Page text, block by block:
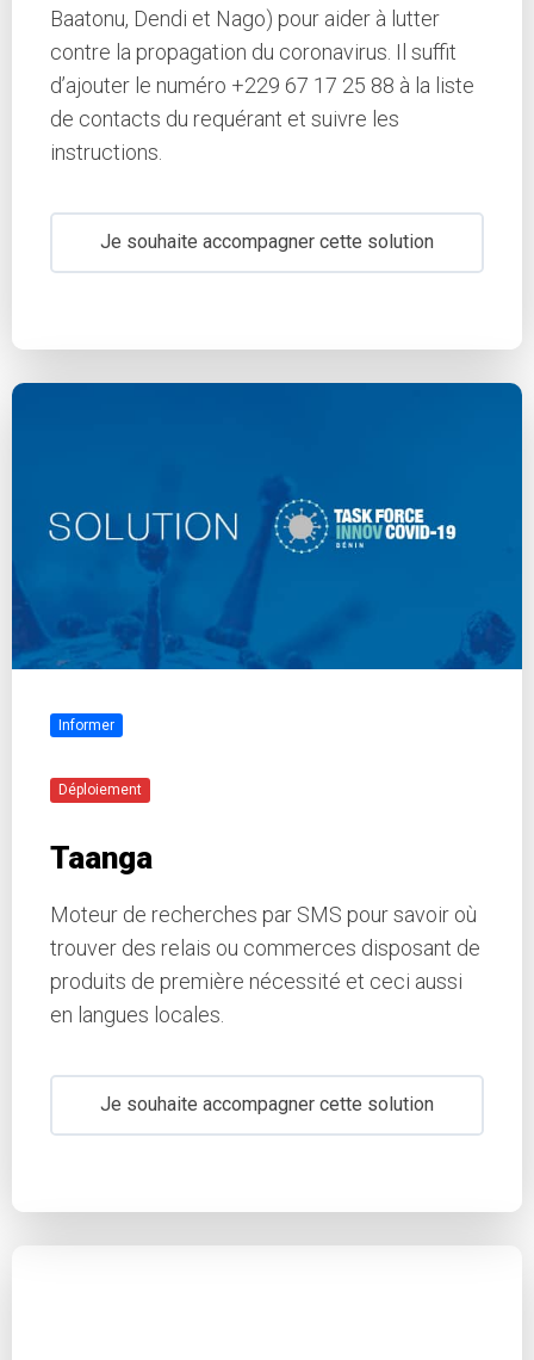
Baatonu, Dendi et Nago) pour aider à lutter
contre la propagation du coronavirus. Il suffit
d’ajouter le numéro +229 67 17 25 88 à la liste
de contacts du requérant et suivre les
instructions.
Je souhaite accompagner cette solution
Informer
Déploiement
Taanga
Moteur de recherches par SMS pour savoir où
trouver des relais ou commerces disposant de
produits de première nécessité et ceci aussi
en langues locales.
Je souhaite accompagner cette solution